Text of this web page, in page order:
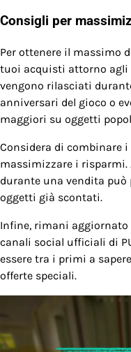
Consigli per
Per ottenere il massimo
tuoi acquisti attorno agli
vengono rilasciati
anniversari del gioco o
maggiori su oggetti
Considera di combinare
massimizzare i risparmi.
durante una vendita
oggetti già scontati.
Infine, rimani
canali social ufficiali di
essere tra i primi a
offerte speciali.